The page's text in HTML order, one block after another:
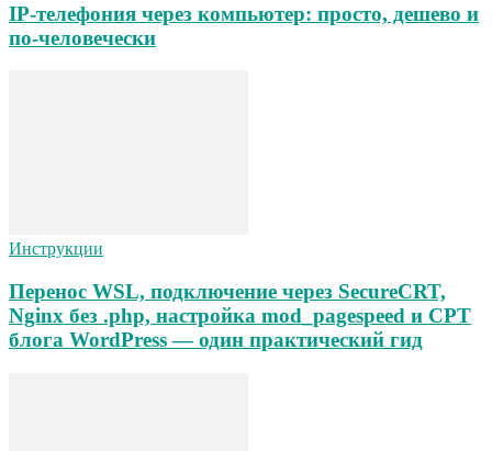
IP-телефония через компьютер: просто, дешево и
по-человечески
Инструкции
Перенос WSL, подключение через SecureCRT,
Nginx без .php, настройка mod_pagespeed и CPT
блога WordPress — один практический гид